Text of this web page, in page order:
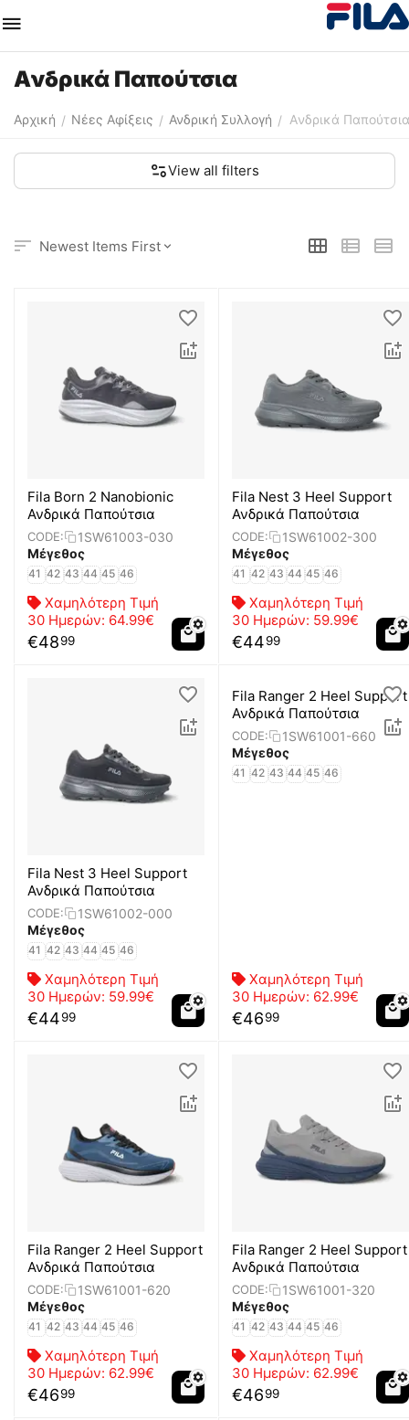
Aνδρικά Παπούτσια
Αρχική / Nέες Αφίξεις / Ανδρική Συλλογή / Aνδρικά Παπούτσια
View all filters
Newest Items First
Fila Born 2 Nanobionic
Ανδρικά Παπούτσια
CODE:
1SW61003-030
Μέγεθος
41 42 43 44 45 46
Χαμηλότερη Τιμή
30 Ημερών: 64.99€
€4899
Fila Nest 3 Heel Support
Ανδρικά Παπούτσια
CODE:
1SW61002-300
Μέγεθος
41 42 43 44 45 46
Χαμηλότερη Τιμή
30 Ημερών: 59.99€
€4499
Fila Nest 3 Heel Support
Ανδρικά Παπούτσια
CODE:
1SW61002-000
Μέγεθος
41 42 43 44 45 46
Χαμηλότερη Τιμή
30 Ημερών: 59.99€
€4499
Fila Ranger 2 Heel Support
Ανδρικά Παπούτσια
CODE:
1SW61001-660
Μέγεθος
41 42 43 44 45 46
Χαμηλότερη Τιμή
30 Ημερών: 62.99€
€4699
Fila Ranger 2 Heel Support
Ανδρικά Παπούτσια
CODE:
1SW61001-620
Μέγεθος
41 42 43 44 45 46
Χαμηλότερη Τιμή
30 Ημερών: 62.99€
€4699
Fila Ranger 2 Heel Support
Ανδρικά Παπούτσια
CODE:
1SW61001-320
Μέγεθος
41 42 43 44 45 46
Χαμηλότερη Τιμή
30 Ημερών: 62.99€
€4699